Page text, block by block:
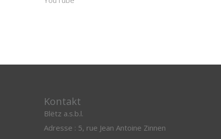
Kontakt
Blëtz a.s.b.l.
Adresse : 5, rue Jean Antoine Zinnen